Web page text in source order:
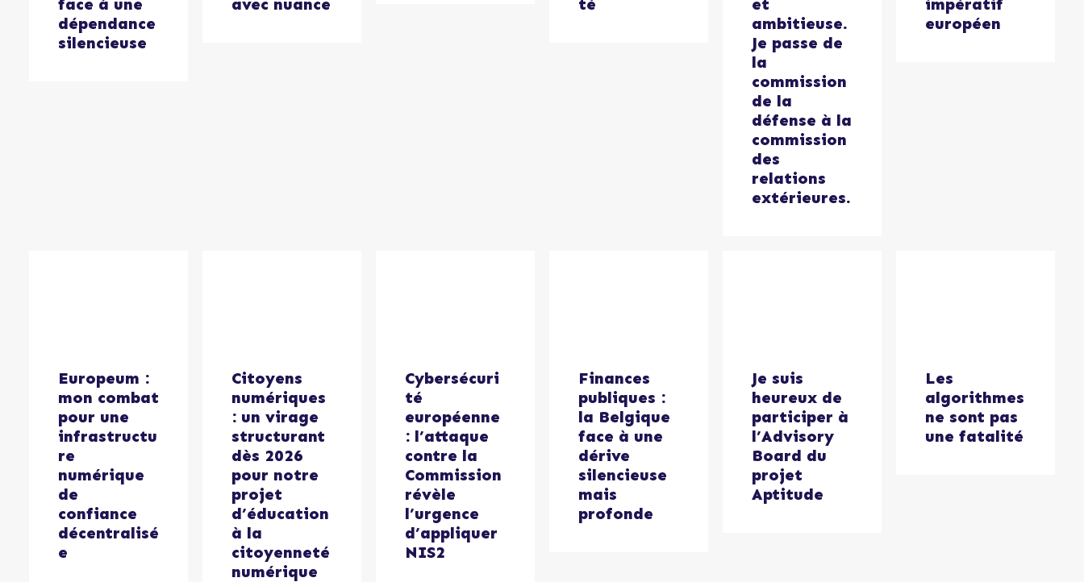
face à une
dépendance
silencieuse
avec nuance
et
ambitieuse.
Je passe de
la
commission
de la
défense à la
commission
des
relations
extérieures.
impératif
européen
Europeum :
mon combat
pour une
infrastructu
re
numérique
de
confiance
décentralisé
e
Citoyens
numériques
: un virage
structurant
dès 2026
pour notre
projet
d’éducation
à la
citoyenneté
numérique
Cybersécuri
té
européenne
: l’attaque
contre la
Commission
révèle
l’urgence
d’appliquer
NIS2
Finances
publiques :
la Belgique
face à une
dérive
silencieuse
mais
profonde
Je suis
heureux de
participer à
l’Advisory
Board du
projet
Aptitude
Les
algorithmes
ne sont pas
une fatalité